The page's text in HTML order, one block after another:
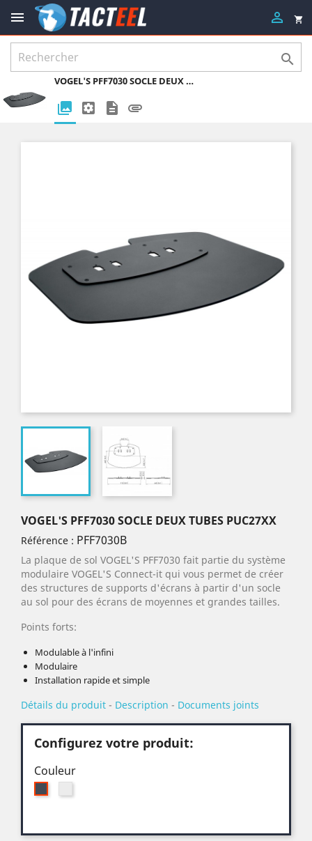
 shopping_cart


VOGEL'S PFF7030 SOCLE DEUX TUBES PUC27XX
photo_library settings_applications description attachment
VOGEL'S PFF7030 SOCLE DEUX TUBES PUC27XX
Référence : PFF7030B
La plaque de sol VOGEL'S PFF7030 fait partie du système
modulaire VOGEL'S Connect-it qui vous permet de créer
des structures de supports d'écrans à partir d'un socle
au sol pour des écrans de moyennes et grandes tailles.
Points forts:
Modulable à l'infini
Modulaire
Installation rapide et simple
Détails du produit - Description - Documents joints
Configurez votre produit:
Couleur